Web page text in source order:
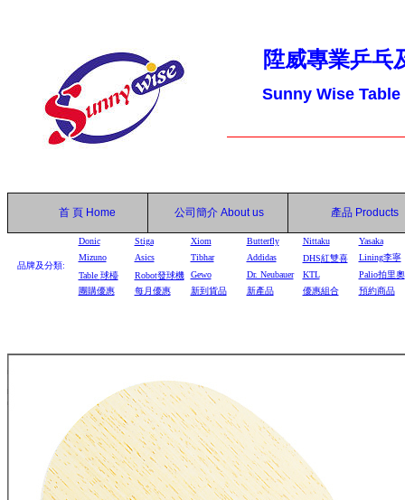
陞威專業乒乓
Sunny Wise
首 頁 Home 公司簡介 About us 產品 Products
品牌及分類:
Donic Stiga Xiom Butterfly Nittaku
Yasaka
Mizuno
Asics Tibhar Addidas DHS紅雙喜
Lining李寧
Table 球檯 Robot發球機 Gewo Dr. Neubauer KTL
Palio拍里奧
團購優惠
每月優惠 新到貨品 新產品 優惠組合 預約商品